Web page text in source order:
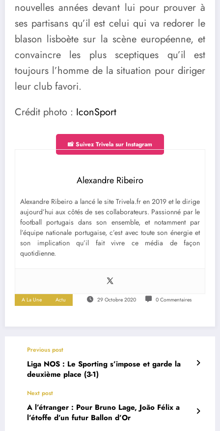
nouvelles années devant lui pour prouver à
ses partisans qu’il est celui qui va redorer le
blason lisboète sur la scène européenne, et
convaincre les plus sceptiques qu’il est
toujours l’homme de la situation pour diriger
leur club favori.
Crédit photo : IconSport
📸 Suivez Trivela sur Instagram
Alexandre Ribeiro
Alexandre Ribeiro a lancé le site Trivela.fr en 2019 et le dirige
aujourd’hui aux côtés de ses collaborateurs. Passionné par le
football portugais dans son ensemble, et notamment par
l’équipe nationale portugaise, c’est avec toute son énergie et
son implication qu’il fait vivre ce média de façon
quotidienne.
A La Une Actu 29 Octobre 2020 0 Commentaires
Previous post
Liga NOS : Le Sporting s’impose et garde la
deuxième place (3-1)
Next post
A l’étranger : Pour Bruno Lage, João Félix a
l’étoffe d’un futur Ballon d’Or